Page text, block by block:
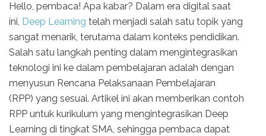
Hello, pembaca! Apa kabar? Dalam era digital saat
ini, Deep Learning telah menjadi salah satu topik yang
sangat menarik, terutama dalam konteks pendidikan.
Salah satu langkah penting dalam mengintegrasikan
teknologi ini ke dalam pembelajaran adalah dengan
menyusun Rencana Pelaksanaan Pembelajaran
(RPP) yang sesuai. Artikel ini akan memberikan contoh
RPP untuk kurikulum yang mengintegrasikan Deep
Learning di tingkat SMA, sehingga pembaca dapat